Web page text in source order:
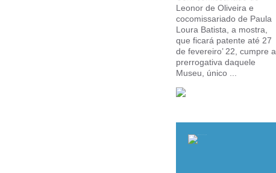
Leonor de Oliveira e
cocomissariado de Paula
Loura Batista, a mostra,
que ficará patente até 27
de fevereiro’ 22, cumpre a
prerrogativa daquele
Museu, único ...